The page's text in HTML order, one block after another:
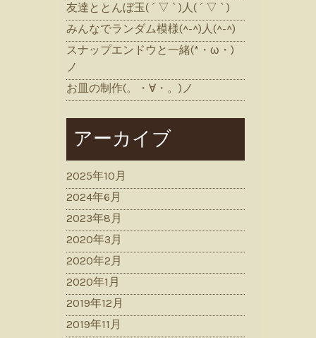
友達ととんぼ玉( ´ ▽ ` )人( ´ ▽ ` )
みんなでランダム模様(^-^)人(^-^)
スナップエンドウと一緒(*・ω・)
ノ
お皿の制作(。・∀・。)ノ
アーカイブ
2025年10月
2024年6月
2023年8月
2020年3月
2020年2月
2020年1月
2019年12月
2019年11月